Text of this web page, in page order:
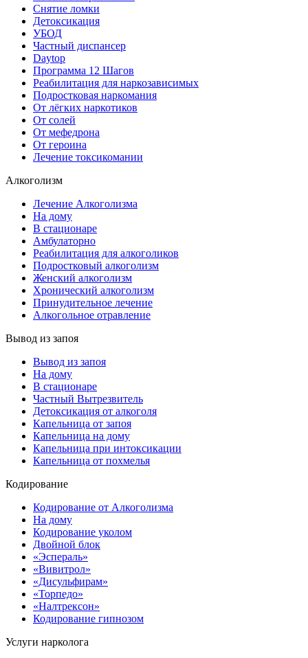
Снятие ломки
Детоксикация
УБОД
Частный диспансер
Daytop
Программа 12 Шагов
Реабилитация для наркозависимых
Подростковая наркомания
От лёгких наркотиков
От солей
От мефедрона
От героина
Лечение токсикомании
Алкоголизм
Лечение Алкоголизма
На дому
В стационаре
Амбулаторно
Реабилитация для алкоголиков
Подростковый алкоголизм
Женский алкоголизм
Хронический алкоголизм
Принудительное лечение
Алкогольное отравление
Вывод из запоя
Вывод из запоя
На дому
В стационаре
Частный Вытрезвитель
Детоксикация от алкоголя
Капельница от запоя
Капельница на дому
Капельница при интоксикации
Капельница от похмелья
Кодирование
Кодирование от Алкоголизма
На дому
Кодирование уколом
Двойной блок
«Эспераль»
«Вивитрол»
«Дисульфирам»
«Торпедо»
«Налтрексон»
Кодирование гипнозом
Услуги нарколога